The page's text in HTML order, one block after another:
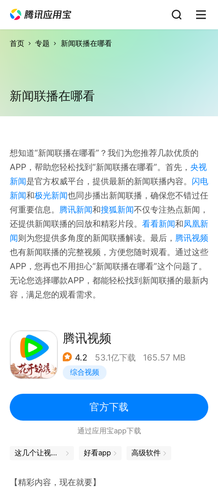
首页 专题 新闻联播在哪看
新闻联播在哪看
想知道“新闻联播在哪看”？我们为您推荐几款优质的
APP，帮助您轻松找到“新闻联播在哪看”。首先， 央视
新闻是官方权威平台，提供最新的新闻联播内容。 闪电
新闻和极光新闻也同步播出新闻联播，确保您不错过任
何重要信息。 腾讯新闻和搜狐新闻不仅专注热点新闻，
还提供新闻联播的回放和精彩片段。 看看新闻和凤凰新
闻则为您提供多角度的新闻联播解读。最后， 腾讯视频
也有新闻联播的完整视频，方便您随时观看。通过这些
APP，您再也不用担心“新闻联播在哪看”这个问题了。
无论您选择哪款APP，都能轻松找到新闻联播的最新内
容，满足您的观看需求。
腾讯视频
4.2 53.1亿下载 165.57 MB
综合视频
官方下载
通过应用宝app下载
这几个让视障人士世界「亮」起来的App 好看app 高级软件
【精彩内容，现在就要】